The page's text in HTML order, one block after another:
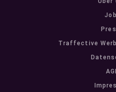
Traffective